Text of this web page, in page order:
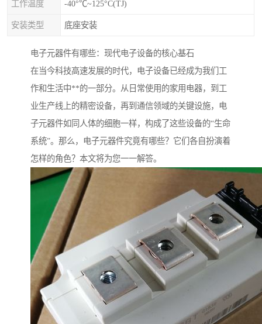
工作温度 -40°℃~125°C(TJ)
安装类型 底座安装
电子元器件有哪些：现代电子设备的核心基石
在当今科技高速发展的时代，电子设备已经成为我们工
作和生活中**的一部分。从日常使用的家用电器，到工
业生产线上的精密设备，再到通信领域的关键设施，电
子元器件如同人体的细胞一样，构成了这些设备的“生命
系统”。那么，电子元器件究竟有哪些？它们各自扮演着
怎样的角色？本文将为您一一解答。